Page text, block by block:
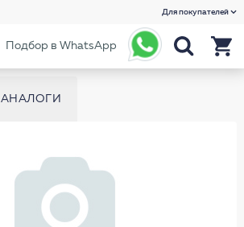
Для покупателей
Подбор в WhatsApp
АНАЛОГИ